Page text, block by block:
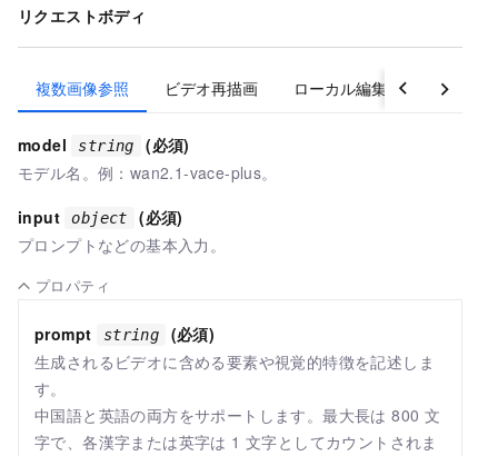
リクエストボディ
複数画像参照 ビデオ再描画 ローカル編集 ビデオ拡
model string
(必須)
モデル名。例： wan2.1-vace-plus。
input
object
(必須)
プロンプトなどの基本入力。
プロパティ
prompt string
(必須)
生成されるビデオに含める要素や視覚的特徴を記述しま
す。
中国語と英語の両方をサポートします。最大長は 800 文
字で、各漢字または英字は 1 文字としてカウントされま